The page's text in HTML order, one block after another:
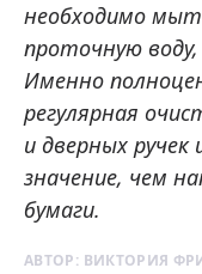
необходимо
проточную воду,
Именно
регулярная
и дверных
значение, чем
бумаги.
АВТОР: ВИКТОРИЯ